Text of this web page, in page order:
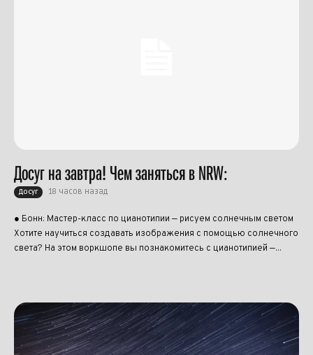
Досуг на завтра! Чем заняться в NRW:
Досуг 18 часов назад
● Бонн: Мастер-класс по цианотипии — рисуем солнечным светом
Хотите научиться создавать изображения с помощью солнечного
света? На этом воркшопе вы познакомитесь с цианотипией —...